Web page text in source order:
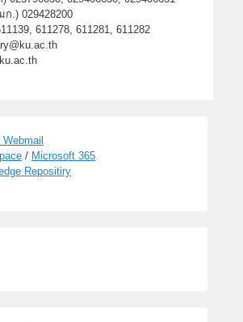
.) 029428200
611278, 611281, 611282
Webmail
/ Microsoft 365
Repositiry